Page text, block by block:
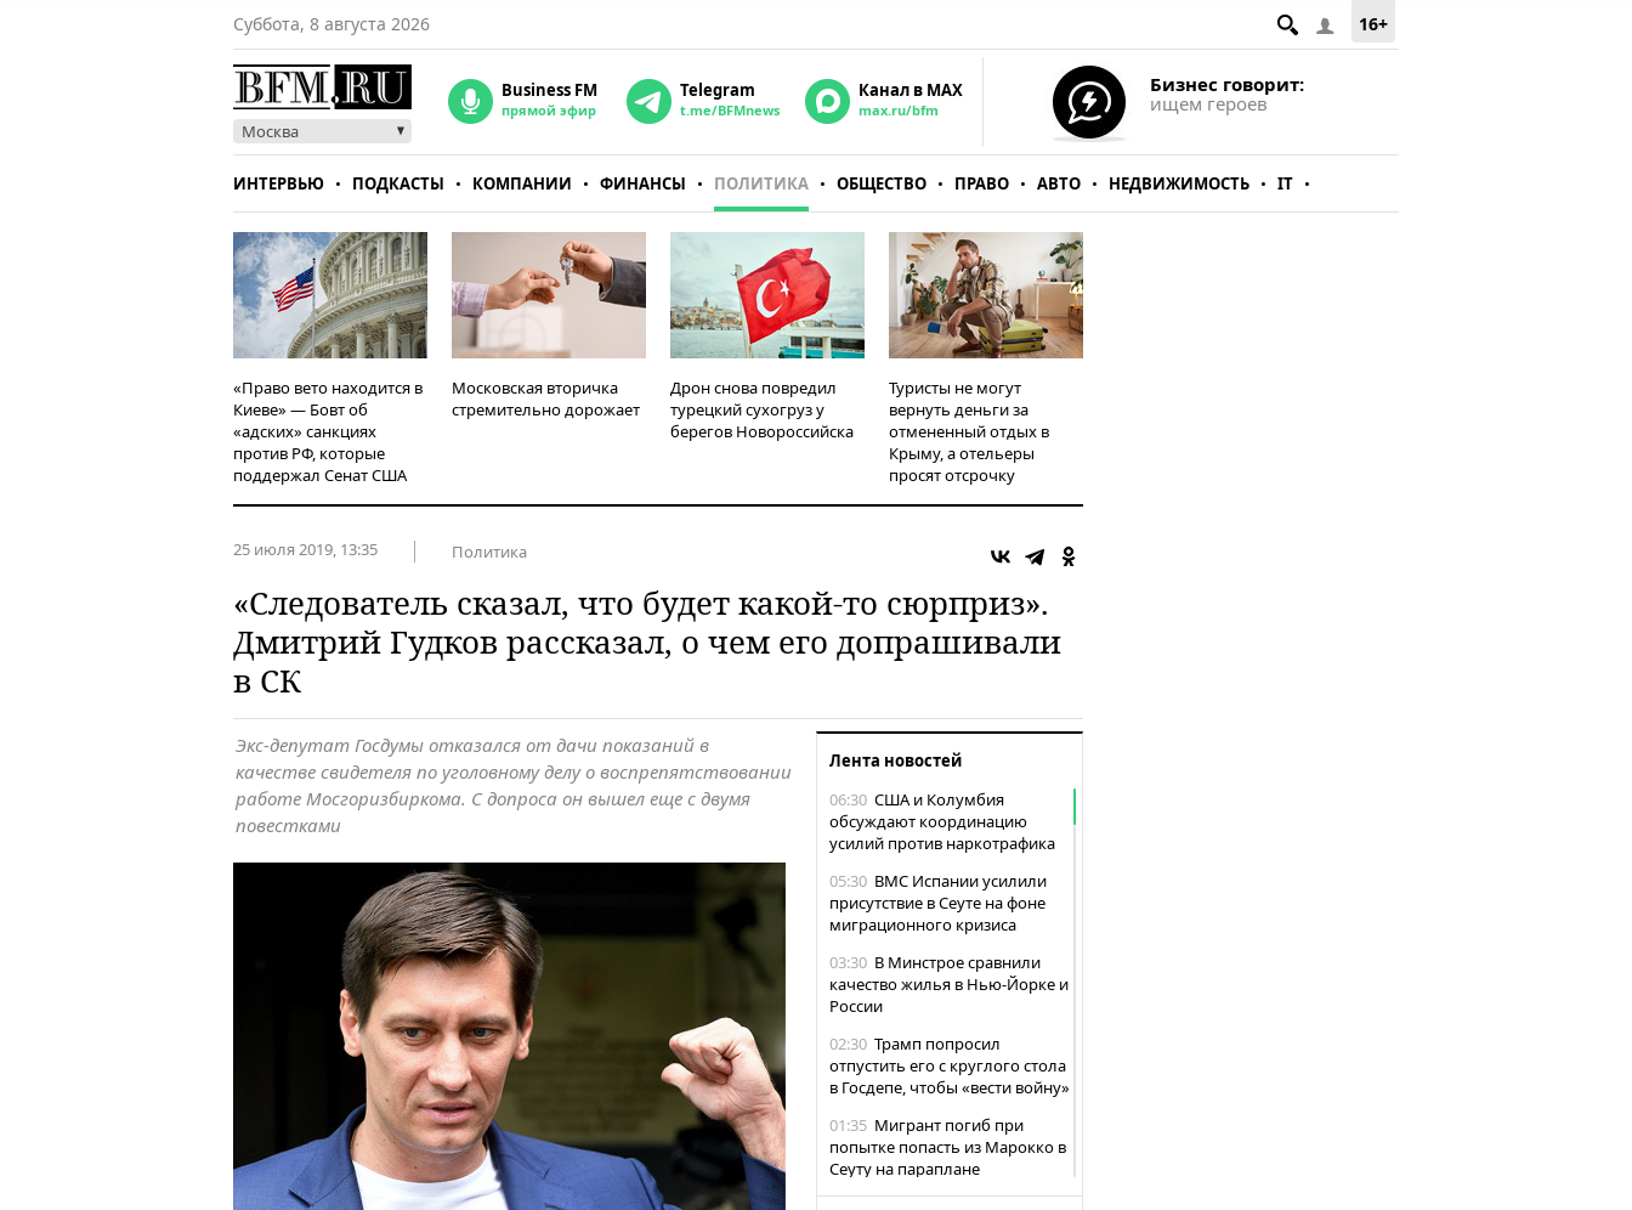
16+
Суббота, 8 августа 2026
Москва
Business FM
прямой эфир
Telegram
t.me/BFMnews
Канал в MAX
max.ru/bfm
Бизнес говорит:
ищем героев
ИНТЕРВЬЮ ПОДКАСТЫ КОМПАНИИ ФИНАНСЫ ПОЛИТИКА ОБЩЕСТВО ПРАВО АВТО НЕДВИЖИМОСТЬ IT
СТИЛЬ ТЕСТЫ
«Право вето находится в
Киеве» — Бовт об
«адских» санкциях
против РФ, которые
поддержал Сенат США
Московская вторичка
стремительно дорожает
Дрон снова повредил
турецкий сухогруз у
берегов Новороссийска
Туристы не могут
вернуть деньги за
отмененный отдых в
Крыму, а отельеры
просят отсрочку
25 июля 2019, 13:35 Политика
«Следователь сказал, что будет какой-то сюрприз».
Дмитрий Гудков рассказал, о чем его допрашивали
в СК
Лента новостей
06:30 США и Колумбия
обсуждают координацию
усилий против наркотрафика
05:30 ВМС Испании усилили
присутствие в Сеуте на фоне
миграционного кризиса
03:30 В Минстрое сравнили
качество жилья в Нью-Йорке и
России
02:30 Трамп попросил
отпустить его с круглого стола
в Госдепе, чтобы «вести войну»
01:35 Мигрант погиб при
попытке попасть из Марокко в
Сеуту на параплане
Экс-депутат Госдумы отказался от дачи показаний в
качестве свидетеля по уголовному делу о воспрепятствовании
работе Мосгоризбиркома. С допроса он вышел еще с двумя
повестками